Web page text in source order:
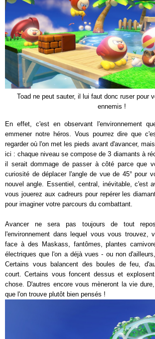
Toad ne peut sauter, il lui faut donc ruser pour
ennemis !
En effet, c'est en observant l'environnement
emmener notre héros. Vous pourrez dire que
regarder où l'on met les pieds avant d'avancer,
ici : chaque niveau se compose de 3 diamants à
il serait dommage de passer à côté parce que
curiosité de déplacer l'angle de vue de 45° pour
nouvel angle. Essentiel, central, inévitable, c'est
vous jouerez aux cadreurs pour repérer les
pour imaginer votre parcours du combattant.
Avancer ne sera pas toujours de tout
l'environnement dans lequel vous vous trouvez,
face à des Maskass, fantômes, plantes
électriques que l'on a déjà vues - ou non
Certains vous balancent des boules de feu,
court. Certains vous foncent dessus et
chose. D'autres encore vous mèneront la vie
que l'on trouve plutôt bien pensés !